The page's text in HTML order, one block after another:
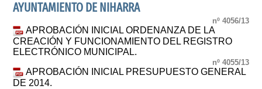
AYUNTAMIENTO DE NIHARRA
nº 4056/13
APROBACIÓN INICIAL ORDENANZA DE LA
CREACIÓN Y FUNCIONAMIENTO DEL REGISTRO
ELECTRÓNICO MUNICIPAL.
nº 4055/13
APROBACIÓN INICIAL PRESUPUESTO GENERAL
DE 2014.